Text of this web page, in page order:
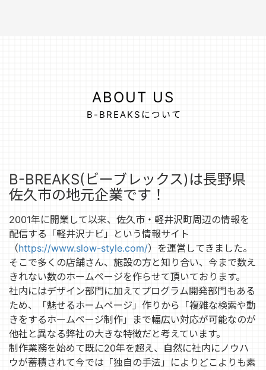
ABOUT US
B-BREAKSについて
B-BREAKS(ビーブレックス)は長野県
佐久市の地元企業です！
2001年に開業して以来、佐久市・軽井沢町周辺の情報を
配信する「軽井沢ナビ」という情報サイト
（https://www.slow-style.com/）を運営してきました。
そこで多くの店舗さん、施設の方と知り合い、今まで数え
きれない数のホームページを作らせて頂いております。
社内にはデザイン部門に加えてプログラム開発部門もある
ため、「魅せるホームページ」作りから「複雑な検索や動
きをするホームページ制作」まで幅広い対応が可能なのが
他社と異なる弊社の大きな特徴だと考えています。
制作業務を始めて既に20年を超え、自然に社内にノウハ
ウが蓄積されて今では「独自の手法」によりどこよりも素